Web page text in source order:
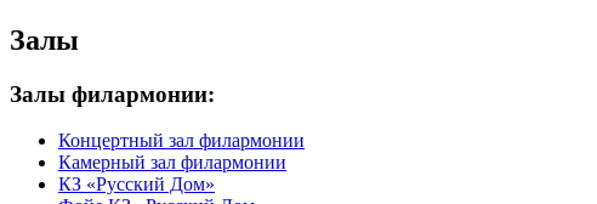
Залы
Залы филармонии:
Концертный зал филармонии
Камерный зал филармонии
КЗ «Русский Дом»